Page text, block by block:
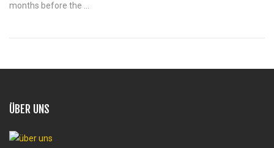
months before the ...
ÜBER UNS